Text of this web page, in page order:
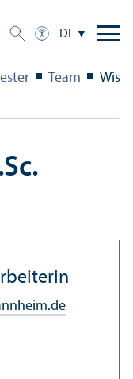
DE
Team